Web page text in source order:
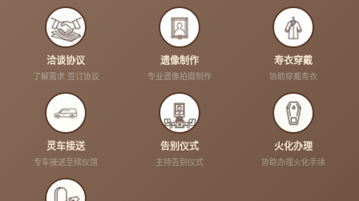
洽谈协议
了解需求 签订协议
遗像制作
专业遗像拍摄制作
寿衣穿戴
协助穿戴寿衣
灵车接送
专车接送至殡仪馆
告别仪式
主持告别仪式
火化办理
协助办理火化手续